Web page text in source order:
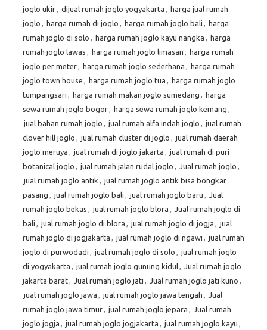
joglo ukir, dijual rumah joglo yogyakarta , harga jual rumah
joglo , harga rumah di joglo , harga rumah joglo bali , harga
rumah joglo di solo , harga rumah joglo kayu nangka , harga
rumah joglo lawas , harga rumah joglo limasan , harga rumah
joglo per meter, harga rumah joglo sederhana , harga rumah
joglo town house , harga rumah joglo tua , harga rumah joglo
tumpangsari , harga rumah makan joglo sumedang , harga
sewa rumah joglo bogor, harga sewa rumah joglo kemang ,
jual bahan rumah joglo , jual rumah alfa indah joglo , jual rumah
clover hill joglo , jual rumah cluster di joglo , jual rumah daerah
joglo meruya , jual rumah di joglo jakarta , jual rumah di puri
botanical joglo , jual rumah jalan rudal joglo , Jual rumah joglo ,
jual rumah joglo antik , jual rumah joglo antik bisa bongkar
pasang , jual rumah joglo bali , jual rumah joglo baru , Jual
rumah joglo bekas , jual rumah joglo blora , Jual rumah joglo di
bali , jual rumah joglo di blora , jual rumah joglo di jogja , jual
rumah joglo di jogjakarta , jual rumah joglo di ngawi , jual rumah
joglo di purwodadi , jual rumah joglo di solo , jual rumah joglo
di yogyakarta , jual rumah joglo gunung kidul, Jual rumah joglo
jakarta barat, Jual rumah joglo jati , Jual rumah joglo jati kuno ,
jual rumah joglo jawa , jual rumah joglo jawa tengah , Jual
rumah joglo jawa timur, jual rumah joglo jepara , Jual rumah
joglo jogja , jual rumah joglo jogjakarta , jual rumah joglo kayu ,